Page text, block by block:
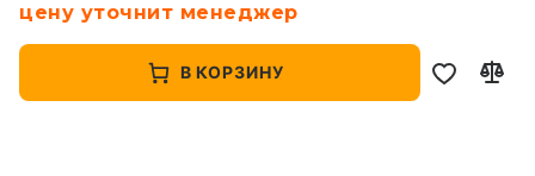
цену уточнит менеджер
В КОРЗИНУ